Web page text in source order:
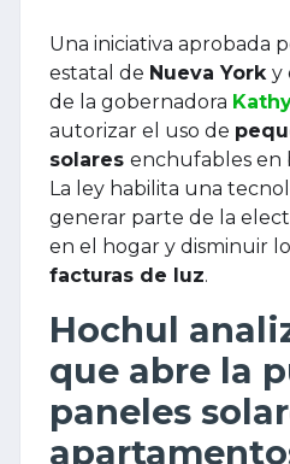
Una iniciativa aprobada
estatal de Nueva York y
de la gobernadora
autorizar el uso de
solares enchufables en
La ley habilita una
generar parte de la
en el hogar y disminuir
facturas de luz.
Hochul
que abre la
paneles